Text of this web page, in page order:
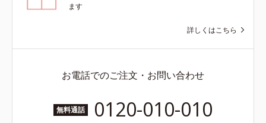
ます
詳しくはこちら
お電話でのご注文・お問い合わせ
無料通話 0120-010-010